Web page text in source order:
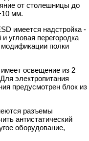
от столешницы до
мм.
имеется надстройка -
угловая перегородка
полки
освещение из 2
электропитания
предусмотрен блок из
разъемы
антистатический
оборудование,